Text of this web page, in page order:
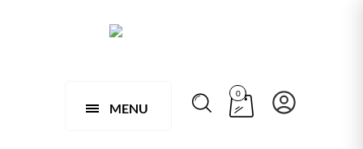
MENU
0